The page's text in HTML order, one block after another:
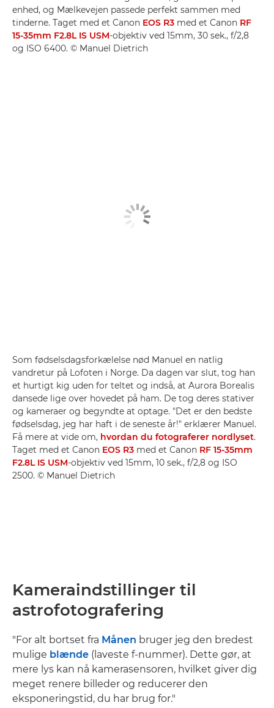
enhed, og Mælkevejen passede perfekt sammen med
tinderne. Taget med et Canon EOS R3 med et Canon RF
15-35mm F2.8L IS USM-objektiv ved 15mm, 30 sek., f/2,8
og ISO 6400. © Manuel Dietrich
Som fødselsdagsforkælelse nød Manuel en natlig
vandretur på Lofoten i Norge. Da dagen var slut, tog han
et hurtigt kig uden for teltet og indså, at Aurora Borealis
dansede lige over hovedet på ham. De tog deres stativer
og kameraer og begyndte at optage. "Det er den bedste
fødselsdag, jeg har haft i de seneste år!" erklærer Manuel.
Få mere at vide om, hvordan du fotograferer nordlyset.
Taget med et Canon EOS R3 med et Canon RF 15-35mm
F2.8L IS USM-objektiv ved 15mm, 10 sek., f/2,8 og ISO
2500. © Manuel Dietrich
Kameraindstillinger til
astrofotografering
"For alt bortset fra Månen bruger jeg den bredest
mulige blænde (laveste f-nummer). Dette gør, at
mere lys kan nå kamerasensoren, hvilket giver dig
meget renere billeder og reducerer den
eksponeringstid, du har brug for."